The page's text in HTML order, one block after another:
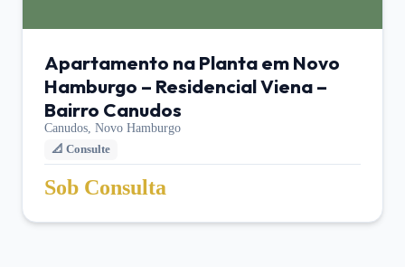
Apartamento na Planta em Novo
Hamburgo – Residencial Viena –
Bairro Canudos
Canudos, Novo Hamburgo
📐 Consulte
Sob Consulta